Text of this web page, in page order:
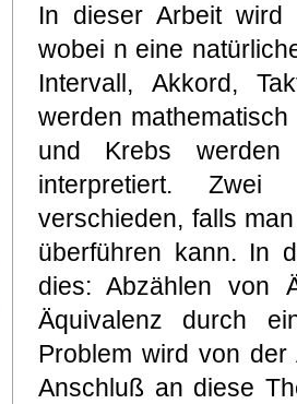
In dieser Arbeit wird
wobei n eine
Intervall, Akkord,
werden
und Krebs werden
interpretiert. Zwei
verschieden, falls
überführen kann. In
dies: Abzählen von
Äquivalenz durch
Problem wird von
Anschluß an diese